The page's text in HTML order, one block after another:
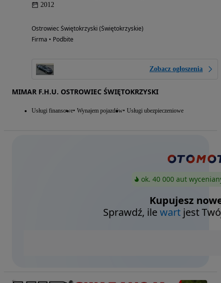
2012
Ostrowiec Świętokrzyski (Świętokrzyskie)
Firma • Podbite
Zobacz ogłoszenia
MIMAR F.H.U. OSTROWIEC ŚWIĘTOKRZYSKI
Usługi finansowe Wynajem pojazdów Usługi ubezpieczeniowe
ok. 40 000 aut
Kupujesz
Sprawdź, ilewart jest